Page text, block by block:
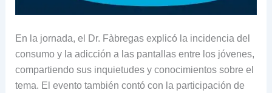
En la jornada, el Dr. Fàbregas explicó la incidencia del
consumo y la adicción a las pantallas entre los jóvenes,
compartiendo sus inquietudes y conocimientos sobre el
tema. El evento también contó con la participación de